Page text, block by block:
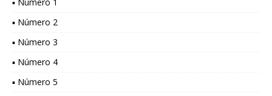
▪ Número 2
▪ Número 3
▪ Número 4
▪ Número 5